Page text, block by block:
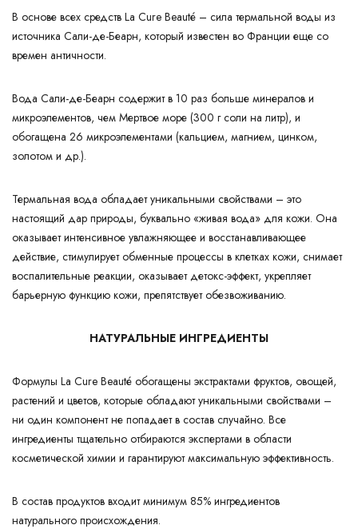
В основе всех средств La Cure Beauté – сила термальной воды из
источника Сали-де-Беарн, который известен во Франции еще со
времен античности.
Вода Сали-де-Беарн содержит в 10 раз больше минералов и
микроэлементов, чем Мертвое море (300 г соли на литр), и
обогащена 26 микроэлементами (кальцием, магнием, цинком,
золотом и др.).
Термальная вода обладает уникальными свойствами – это
настоящий дар природы, буквально «живая вода» для кожи. Она
оказывает интенсивное увлажняющее и восстанавливающее
действие, стимулирует обменные процессы в клетках кожи, снимает
воспалительные реакции, оказывает детокс-эффект, укрепляет
барьерную функцию кожи, препятствует обезвоживанию.
НАТУРАЛЬНЫЕ ИНГРЕДИЕНТЫ
Формулы La Cure Beauté обогащены экстрактами фруктов, овощей,
растений и цветов, которые обладают уникальными свойствами –
ни один компонент не попадает в состав случайно. Все
ингредиенты тщательно отбираются экспертами в области
косметической химии и гарантируют максимальную эффективность.
В состав продуктов входит минимум 85% ингредиентов
натурального происхождения.